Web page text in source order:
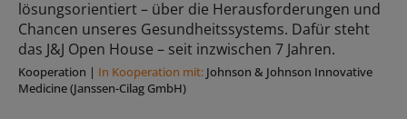
lösungsorientiert – über die Herausforderungen und
Chancen unseres Gesundheitssystems. Dafür steht
das J&J Open House – seit inzwischen 7 Jahren.
Kooperation | In Kooperation mit: Johnson & Johnson Innovative
Medicine (Janssen-Cilag GmbH)